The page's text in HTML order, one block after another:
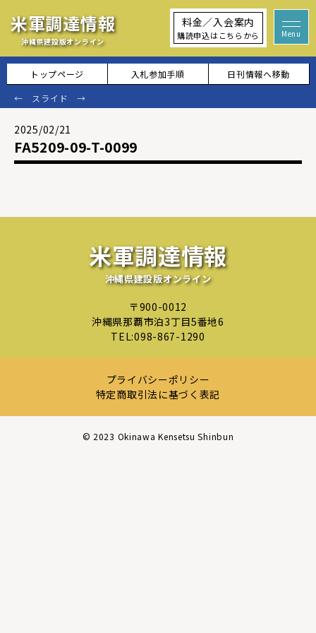
米軍調達情報
沖縄県建設版オンライン
料金／入会案内
購読申込はこちらから
トップページ 入札参加手順 日刊情報へ移動
2025/02/21
FA5209-09-T-0099
米軍調達情報
沖縄県建設版オンライン
〒900-0012
沖縄県那覇市泊3丁目5番地6
TEL:098-867-1290
プライバシーポリシー
特定商取引法に基づく表記
©︎ 2023 Okinawa Kensetsu Shinbun